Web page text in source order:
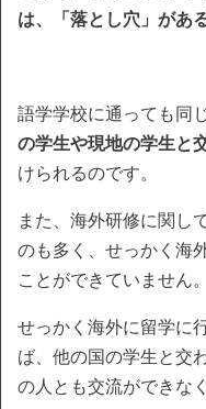
は、「落とし穴」があ
語学学校に通っても同
の学生や現地の学生と
けられるのです。
また、海外研修に関し
のも多く、せっかく海
ことができていません。
せっかく海外に留学に
ば、他の国の学生と交
の人とも交流ができな